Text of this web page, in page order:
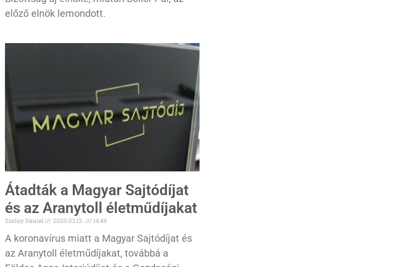
előző elnök lemondott.
Átadták a Magyar Sajtódíjat
és az Aranytoll életműdíjakat
Szalay Dániel 2020.03.12. 14:49
A koronavírus miatt a Magyar Sajtódíjat és
az Aranytoll életműdíjakat, továbbá a